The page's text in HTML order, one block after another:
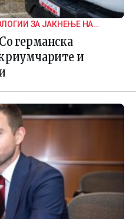
ЗА ЈАКНЕЊЕ НА
германска
и